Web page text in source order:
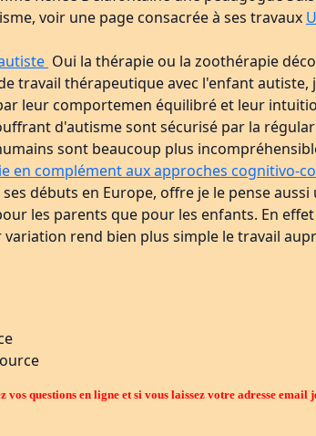
voir une page consacrée à ses travaux
Oui la thérapie ou la zoothérapie
travail thérapeutique avec l'enfant autiste,
leur comportemen équilibré et leur
d'autisme sont sécurisé par la
sont beaucoup plus
en complément aux approches cognitivo-
débuts en Europe, offre je le pense
les parents que pour les enfants. En
rend bien plus simple le travail
questions en ligne et si vous laissez votre adresse email